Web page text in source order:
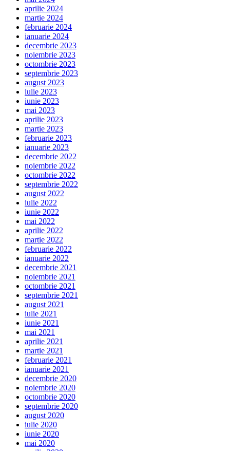
aprilie 2024
martie 2024
februarie 2024
ianuarie 2024
decembrie 2023
noiembrie 2023
octombrie 2023
septembrie 2023
august 2023
iulie 2023
iunie 2023
mai 2023
aprilie 2023
martie 2023
februarie 2023
ianuarie 2023
decembrie 2022
noiembrie 2022
octombrie 2022
septembrie 2022
august 2022
iulie 2022
iunie 2022
mai 2022
aprilie 2022
martie 2022
februarie 2022
ianuarie 2022
decembrie 2021
noiembrie 2021
octombrie 2021
septembrie 2021
august 2021
iulie 2021
iunie 2021
mai 2021
aprilie 2021
martie 2021
februarie 2021
ianuarie 2021
decembrie 2020
noiembrie 2020
octombrie 2020
septembrie 2020
august 2020
iulie 2020
iunie 2020
mai 2020